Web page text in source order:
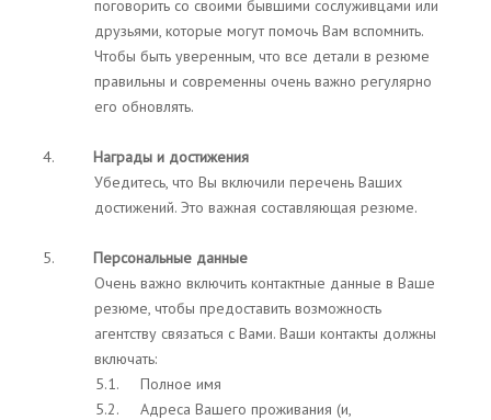
поговорить со своими бывшими сослуживцами или
друзьями, которые могут помочь Вам вспомнить.
Чтобы быть уверенным, что все детали в резюме
правильны и современны очень важно регулярно
его обновлять.
4. Награды и достижения
Убедитесь, что Вы включили перечень Ваших
достижений. Это важная составляющая резюме.
5. Персональные данные
Очень важно включить контактные данные в Ваше
резюме, чтобы предоставить возможность
агентству связаться с Вами. Ваши контакты должны
включать:
5.1. Полное имя
5.2. Адреса Вашего проживания (и,